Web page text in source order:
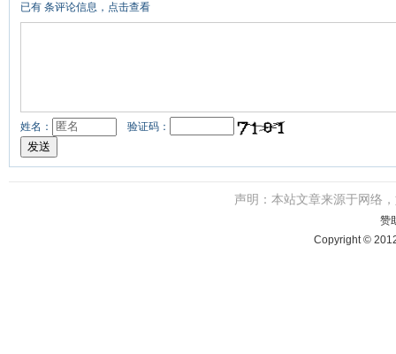
已有 条评论信息，点击查看
姓名： 验证码：
声明：本站文章来源于网络
赞
Copyright ©